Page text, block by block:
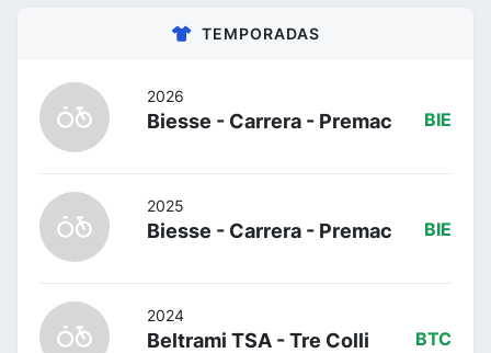
TEMPORADAS
2026
Biesse - Carrera - Premac BIE
2025
Biesse - Carrera - Premac BIE
2024
Beltrami TSA - Tre Colli BTC